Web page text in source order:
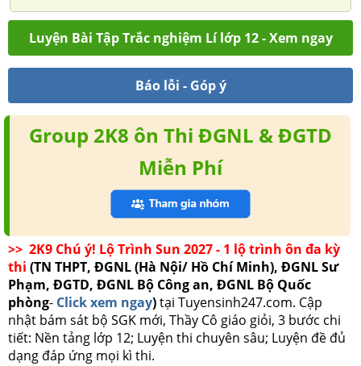
Luyện Bài Tập Trắc nghiệm Lí lớp 12 - Xem ngay
Báo lỗi - Góp ý
Group 2K8 ôn Thi ĐGNL & ĐGTD
Miễn Phí
>> 2K9 Chú ý! Lộ Trình Sun 2027 - 1 lộ trình ôn đa kỳ
thi (TN THPT, ĐGNL (Hà Nội/ Hồ Chí Minh), ĐGNL Sư
Phạm, ĐGTD, ĐGNL Bộ Công an, ĐGNL Bộ Quốc
phòng- Click xem ngay)tại Tuyensinh247.com. Cập
nhật bám sát bộ SGK mới, Thầy Cô giáo giỏi, 3 bước chi
tiết: Nền tảng lớp 12; Luyện thi chuyên sâu; Luyện đề đủ
dạng đáp ứng mọi kì thi.